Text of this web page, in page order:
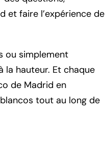
et faire l’expérience de
ou simplement
la hauteur. Et chaque
de Madrid en
tout au long de